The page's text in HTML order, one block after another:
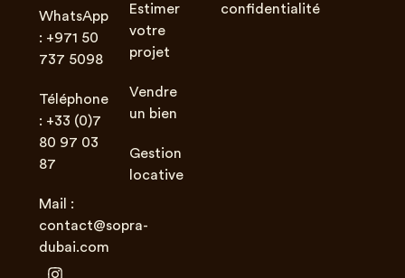
WhatsApp
: +971 50
737 5098
Téléphone
: +33 (0)7
80 97 03
87
Mail :
contact@sopra-
dubai.com
Estimer
votre
projet
Vendre
un bien
Gestion
locative
confidentialité